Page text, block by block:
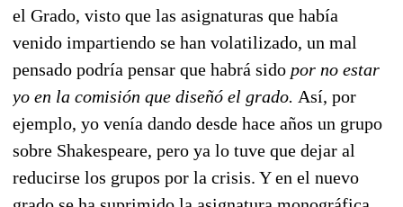
el Grado, visto que las asignaturas que había
venido impartiendo se han volatilizado, un mal
pensado podría pensar que habrá sido por no estar
yo en la comisión que diseñó el grado. Así, por
ejemplo, yo venía dando desde hace años un grupo
sobre Shakespeare, pero ya lo tuve que dejar al
reducirse los grupos por la crisis. Y en el nuevo